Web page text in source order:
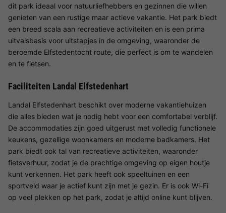
dit park ideaal voor natuurliefhebbers en gezinnen die willen
genieten van een rustige maar actieve vakantie. Het park biedt
een breed scala aan recreatieve activiteiten en is een prima
uitvalsbasis voor uitstapjes in de omgeving, waaronder de
beroemde Elfstedentocht route, die perfect is om te wandelen
en te fietsen.
Faciliteiten Landal Elfstedenhart
Landal Elfstedenhart beschikt over moderne vakantiehuizen
die alles bieden wat je nodig hebt voor een comfortabel verblijf.
De accommodaties zijn goed uitgerust met volledig functionele
keukens, gezellige woonkamers en moderne badkamers. Het
park biedt ook tal van recreatieve activiteiten, waaronder
fietsverhuur, zodat je de prachtige omgeving op eigen houtje
kunt verkennen. Het park heeft ook speeltuinen en een
sportveld waar je actief kunt zijn met je gezin. Er is ook Wi-Fi
op veel plekken op het park, zodat je altijd online kunt blijven.